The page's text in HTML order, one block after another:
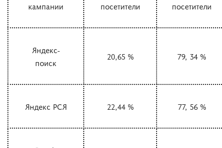
кампании
посетители
посетители
Яндекс-
поиск
20,65 % 79, 34 %
Яндекс РСЯ 22,44 % 77, 56 %